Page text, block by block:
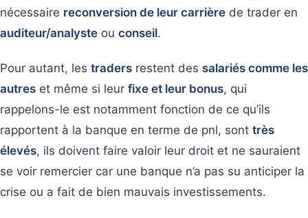
nécessaire reconversion de leur carrière de trader en
auditeur/analyste ou conseil.
Pour autant, les traders restent des salariés comme les
autres et même si leur fixe et leur bonus, qui
rappelons-le est notamment fonction de ce qu’ils
rapportent à la banque en terme de pnl, sont très
élevés, ils doivent faire valoir leur droit et ne sauraient
se voir remercier car une banque n’a pas su anticiper la
crise ou a fait de bien mauvais investissements.